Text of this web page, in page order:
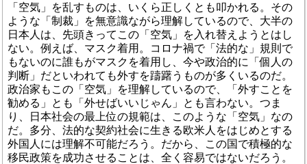
「空気」を乱すものは、いくら正しくとも叩かれる。その
ような「制裁」を無意識ながら理解しているので、大半の
日本人は、先頭きってこの「空気」を入れ替えようとはし
ない。例えば、マスク着用。コロナ禍で「法的な」規則で
もないのに誰もがマスクを着用し、今や政治的に「個人の
判断」だといわれても外すを躊躇うものが多くいるのだ。
政治家もこの「空気」を理解しているので、「外すことを
勧める」とも「外せばいいじゃん」とも言わない。つま
り、日本社会の最上位の規範は、このような「空気」なの
だ。多分、法的な契約社会に生きる欧米人をはじめとする
外国人には理解不可能だろう。だから、この国で積極的な
移民政策を成功させることは、全く容易ではないだろう。